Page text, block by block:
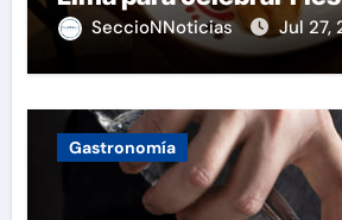
SeccioNNoticias Jul 27,
Gastronomía